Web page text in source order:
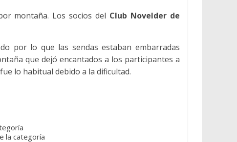
montaña. Los socios del Club Novelder de
por lo que las sendas estaban embarradas
que dejó encantados a los participantes a
lo habitual debido a la dificultad.
la categoría